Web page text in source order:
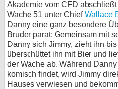
Akademie vom CFD
Wache 51 unter ChiefWallace
Danny eine ganz besondere
Bruder parat: Gemeinsam mit
Danny sich Jimmy, zieht ihn
überschüttet ihn mit Bier und
der Wache ab. Während
komisch findet, wird Jimmy
Hauses verwiesen und